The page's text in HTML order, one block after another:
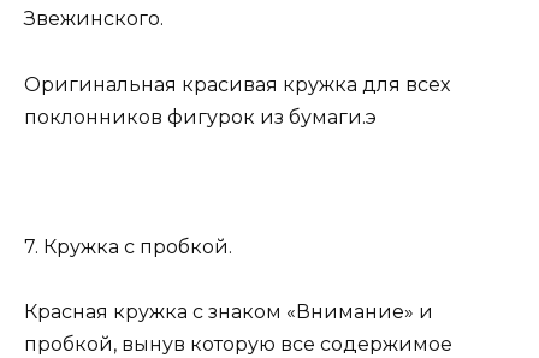
Звежинского.
Оригинальная красивая кружка для всех
поклонников фигурок из бумаги.э
7. Кружка с пробкой.
Красная кружка с знаком «Внимание» и
пробкой, вынув которую все содержимое